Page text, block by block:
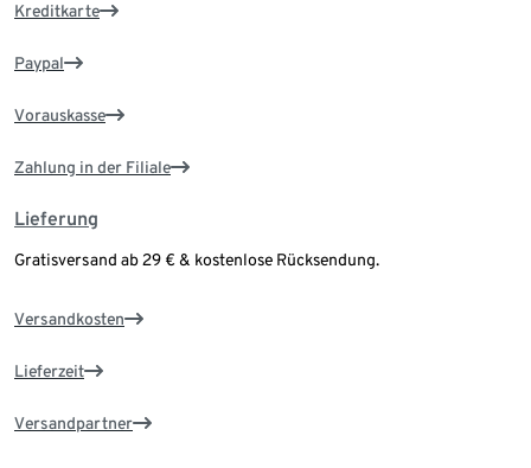
Kreditkarte
Paypal
Vorauskasse
Zahlung in der Filiale
Lieferung
Gratisversand ab 29 € & kostenlose Rücksendung.
Versandkosten
Lieferzeit
Versandpartner